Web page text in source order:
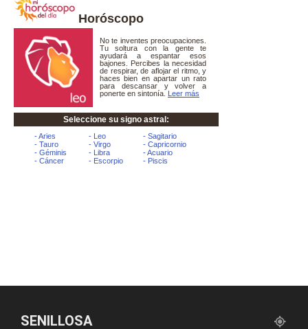
Horóscopo
SENILLOSA